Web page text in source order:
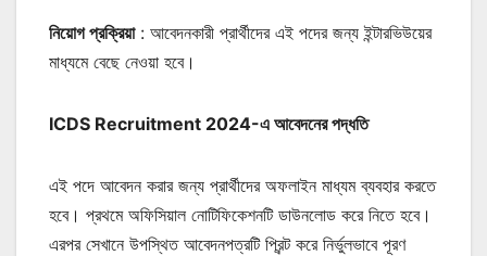
নিয়োগ প্রক্রিয়া: আবেদনকারী প্রার্থীদের এই পদের জন্য ইন্টারভিউয়ের
মাধ্যমে বেছে নেওয়া হবে।
ICDS Recruitment 2024-এ আবেদনের পদ্ধতি
এই পদে আবেদন করার জন্য প্রার্থীদের অফলাইন মাধ্যম ব্যবহার করতে
হবে। প্রথমে অফিসিয়াল নোটিফিকেশনটি ডাউনলোড করে নিতে হবে।
এরপর সেখানে উপস্থিত আবেদনপত্রটি প্রিন্ট করে নির্ভুলভাবে পূরণ